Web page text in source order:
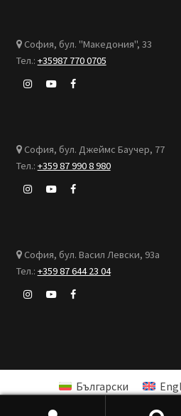
София, бул. "Македония", 33
Тел.: +35987 770 0705
София, бул. Джеймс Баучер, 77
Тел.: +359 87 990 8 980
София, бул. Васил Левски, 93а
Тел.: +359 87 644 23 04
Български